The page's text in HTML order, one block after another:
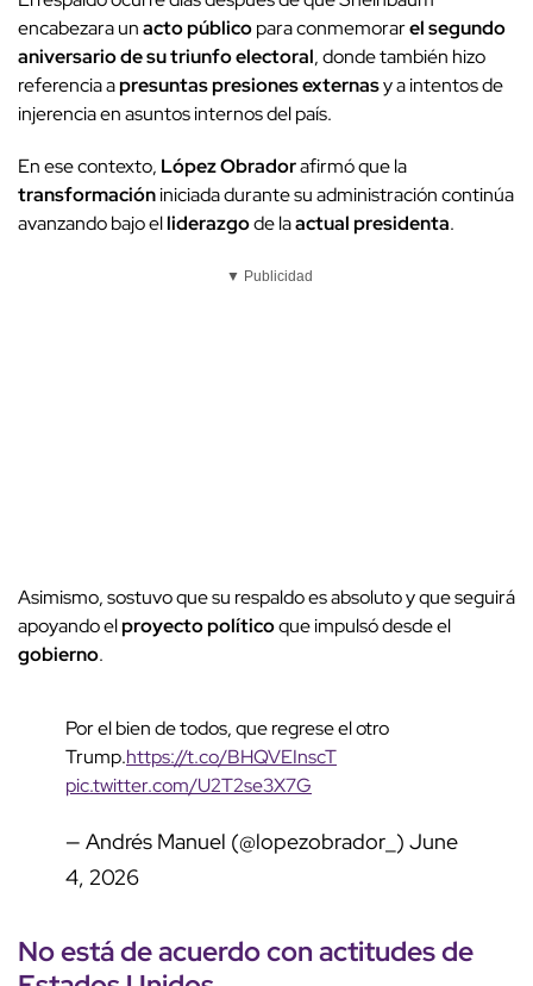
encabezara unacto públicopara conmemorarel segundo
aniversario de su triunfoelectoral, donde también hizo
referencia apresuntas presiones externasy a intentos de
injerencia en asuntos internos del país.
En ese contexto, López Obradorafirmó que la
transformacióniniciada durante su administración continúa
avanzando bajo elliderazgode laactual presidenta.
▼ Publicidad
Asimismo, sostuvo que su respaldo es absoluto y que seguirá
apoyando elproyecto políticoque impulsó desde el
gobierno.
Por el bien de todos, que regrese el otro
Trump.https://t.co/BHQVEInscT
pic.twitter.com/U2T2se3X7G
— Andrés Manuel (@lopezobrador_) June
4, 2026
No está de acuerdo con actitudes de